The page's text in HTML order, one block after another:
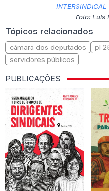
Foto: Luis
Tópicos relacionados
câmara dos deputados pl
servidores públicos
PUBLICAÇÕES